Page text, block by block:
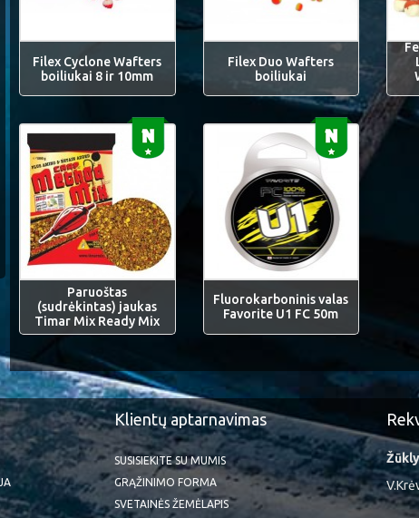
Filex Cyclone Wafters
boiliukai 8 ir 10mm
Filex Duo Wafters
boiliukai
Paruoštas
(sudrėkintas) jaukas
Timar Mix Ready Mix
Fluorokarboninis valas
Favorite U1 FC 50m
Klientų aptarnavimas
SUSISIEKITE SU MUMIS
GRĄŽINIMO FORMA
SVETAINĖS ŽEMĖLAPIS